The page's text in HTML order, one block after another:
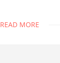
READ MORE